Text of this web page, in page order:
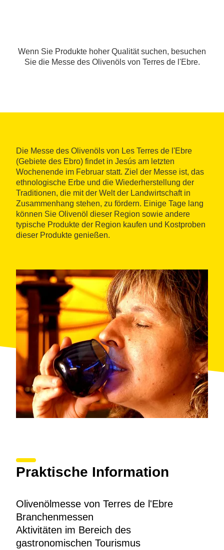
Wenn Sie Produkte hoher Qualität suchen, besuchen
Sie die Messe des Olivenöls von Terres de l'Ebre.
Die Messe des Olivenöls von Les Terres de l'Ebre
(Gebiete des Ebro) findet in Jesús am letzten
Wochenende im Februar statt. Ziel der Messe ist, das
ethnologische Erbe und die Wiederherstellung der
Traditionen, die mit der Welt der Landwirtschaft in
Zusammenhang stehen, zu fördern. Einige Tage lang
können Sie Olivenöl dieser Region sowie andere
typische Produkte der Region kaufen und Kostproben
dieser Produkte genießen.
Praktische Information
Olivenölmesse von Terres de l'Ebre
Branchenmessen
Aktivitäten im Bereich des
gastronomischen Tourismus